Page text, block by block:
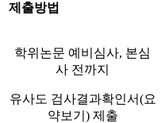
제출방법
학위논문 예비심사, 본심
사 전까지
유사도 검사결과확인서(요
약보기) 제출